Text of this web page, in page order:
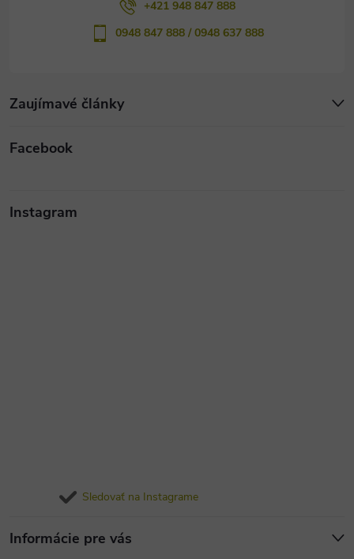
Zaujímavé články
+421 948 847 888
0948 847 888 / 0948 637 888
Facebook
Instagram
Sledovať na Instagrame
Informácie pre vás